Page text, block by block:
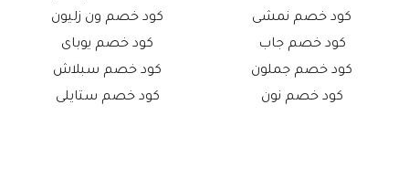
كود خصم نمشى
كود خصم جاب
كود خصم جملون
كود خصم نون
كود خصم ون زليون
كود خصم يوباى
كود خصم سبلاش
كود خصم ستايلى